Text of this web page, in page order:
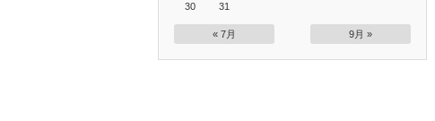
30 31
« 7月 9月 »